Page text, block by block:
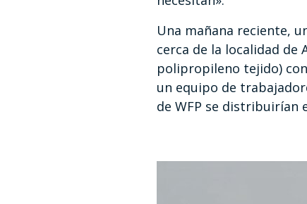
Una mañana reciente,
cerca de la localidad de
polipropileno tejido)
un equipo de
de WFP se distribuirían